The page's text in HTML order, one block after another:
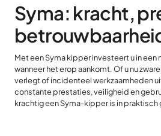
Syma: kracht,
Met een Syma kipper investeert u in
wanneer het erop aankomt. Of u nu
verlegt of incidenteel werkzaamheden
constante prestaties, veiligheid en
krachtig een Syma-kipper is in praktisch